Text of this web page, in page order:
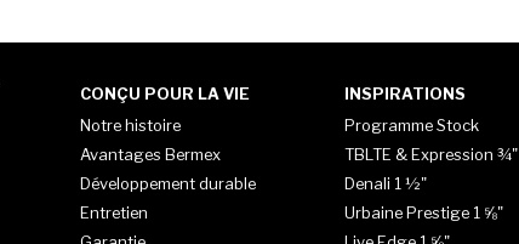
CONÇU POUR LA VIE
Notre histoire
Avantages Bermex
Développement durable
Entretien
INSPIRATIONS
Programme Stock
TBLTE & Expression ¾"
Denali 1 ½"
Urbaine Prestige 1 ⅝"